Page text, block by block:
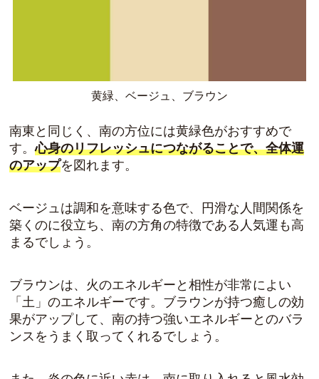
黄緑、ベージュ、ブラウン
南東と同じく、南の方位には黄緑色がおすすめで
す。心身のリフレッシュにつながることで、全体運
のアップを図れます。
ベージュは調和を意味する色で、円滑な人間関係を
築くのに役立ち、南の方角の特徴である人気運も高
まるでしょう。
ブラウンは、火のエネルギーと相性が非常によい
「土」のエネルギーです。 ブラウンが持つ癒しの効
果がアップして、南の持つ強いエネルギーとのバラ
ンスをうまく取ってくれるでしょう。